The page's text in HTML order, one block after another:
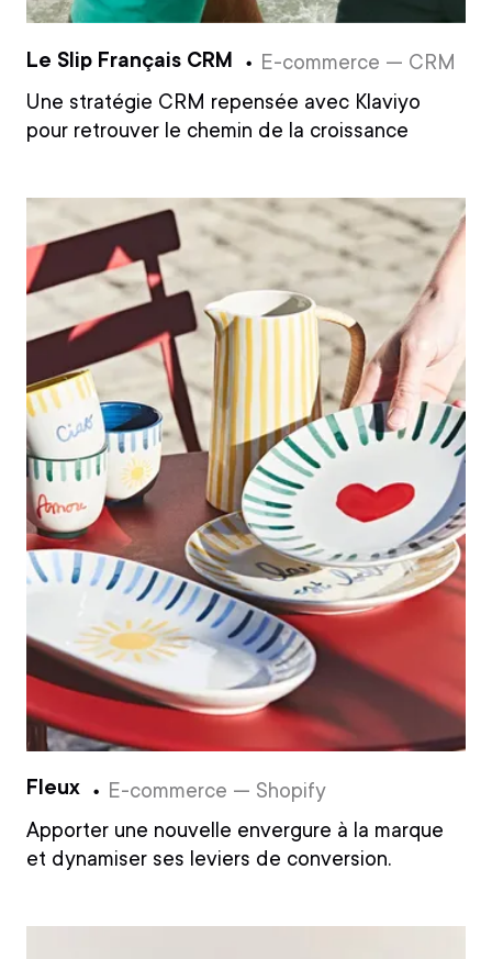
Le Slip Français CRM
E-commerce — CRM
Une stratégie CRM repensée avec Klaviyo
pour retrouver le chemin de la croissance
Fleux
E-commerce — Shopify
Apporter une nouvelle envergure à la marque
et dynamiser ses leviers de conversion.